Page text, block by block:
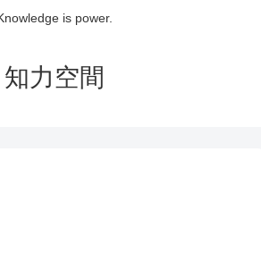
is power.
知力空間